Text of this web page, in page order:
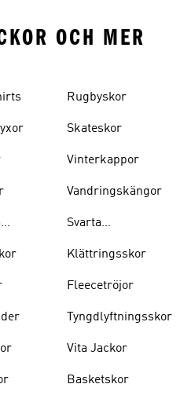
OCH MER
Rugbyskor
Skateskor
Vinterkappor
Vandringskängor
Svarta
Klättringsskor
Fleecetröjor
Tyngdlyftningsskor
Vita Jackor
Basketskor